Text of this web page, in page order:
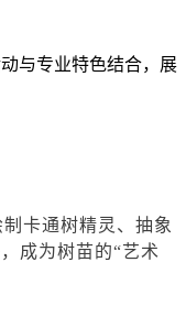
与专业特色结合，展
卡通树精灵、抽象
成为树苗的“艺术